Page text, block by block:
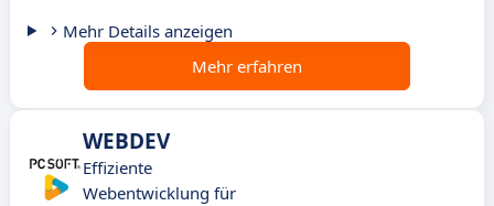
Mehr Details anzeigen
Mehr erfahren
WEBDEV
Effiziente
Webentwicklung für